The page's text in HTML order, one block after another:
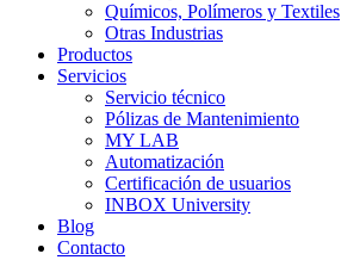
Químicos, Polímeros y Textiles
Otras Industrias
Productos
Servicios
Servicio técnico
Pólizas de Mantenimiento
MY LAB
Automatización
Certificación de usuarios
INBOX University
Blog
Contacto